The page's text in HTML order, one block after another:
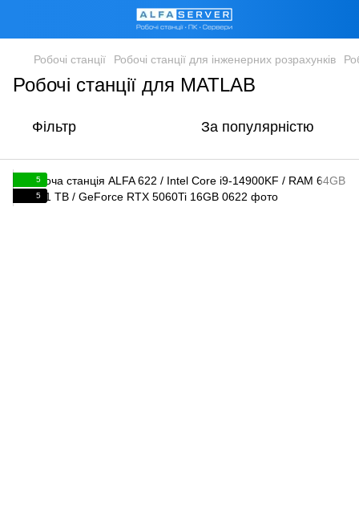
Робочі станції Робочі станції для інженерних розрахунків
Робочі станції для MATLAB
Фільтр За популярністю
5
5